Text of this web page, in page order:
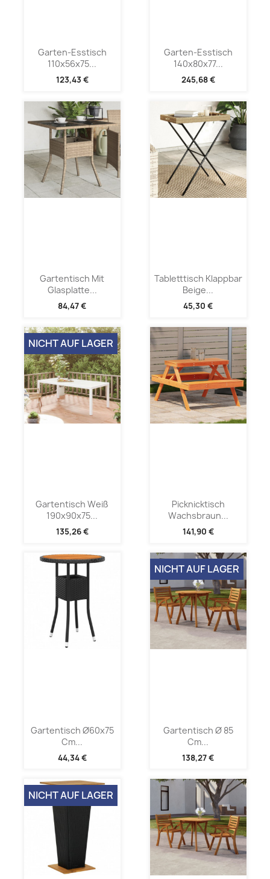
Garten-Esstisch
110x56x75...
123,43 €
Garten-Esstisch
140x80x77...
245,68 €
Gartentisch Mit
Glasplatte...
84,47 €
Tabletttisch Klappbar
Beige...
45,30 €
Gartentisch Weiß
190x90x75...
135,26 €
NICHT AUF LAGER
Picknicktisch
Wachsbraun...
141,90 €
Gartentisch Ø60x75
Cm...
44,34 €
Gartentisch Ø 85
Cm...
138,27 €
NICHT AUF LAGER
NICHT AUF LAGER